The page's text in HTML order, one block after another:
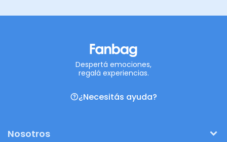
Despertá emociones,
regalá experiencias.
¿Necesitás ayuda?
Nosotros